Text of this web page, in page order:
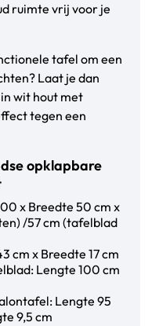
ruimte vrij voor je
tafel om een
Laat je dan
wit hout met
tegen een
opklapbare
x Breedte 50 cm x
/57 cm (tafelblad
cm x Breedte 17 cm
Lengte 100 cm
Lengte 95
9,5 cm